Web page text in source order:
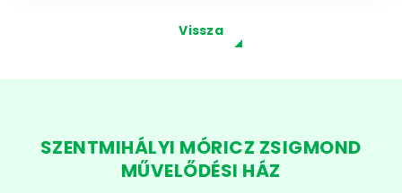
Vissza
SZENTMIHÁLYI MÓRICZ ZSIGMOND
MŰVELŐDÉSI HÁZ